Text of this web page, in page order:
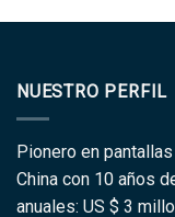
NUESTRO PERFIL
Pionero en
China con 10 años
anuales: US $ 3